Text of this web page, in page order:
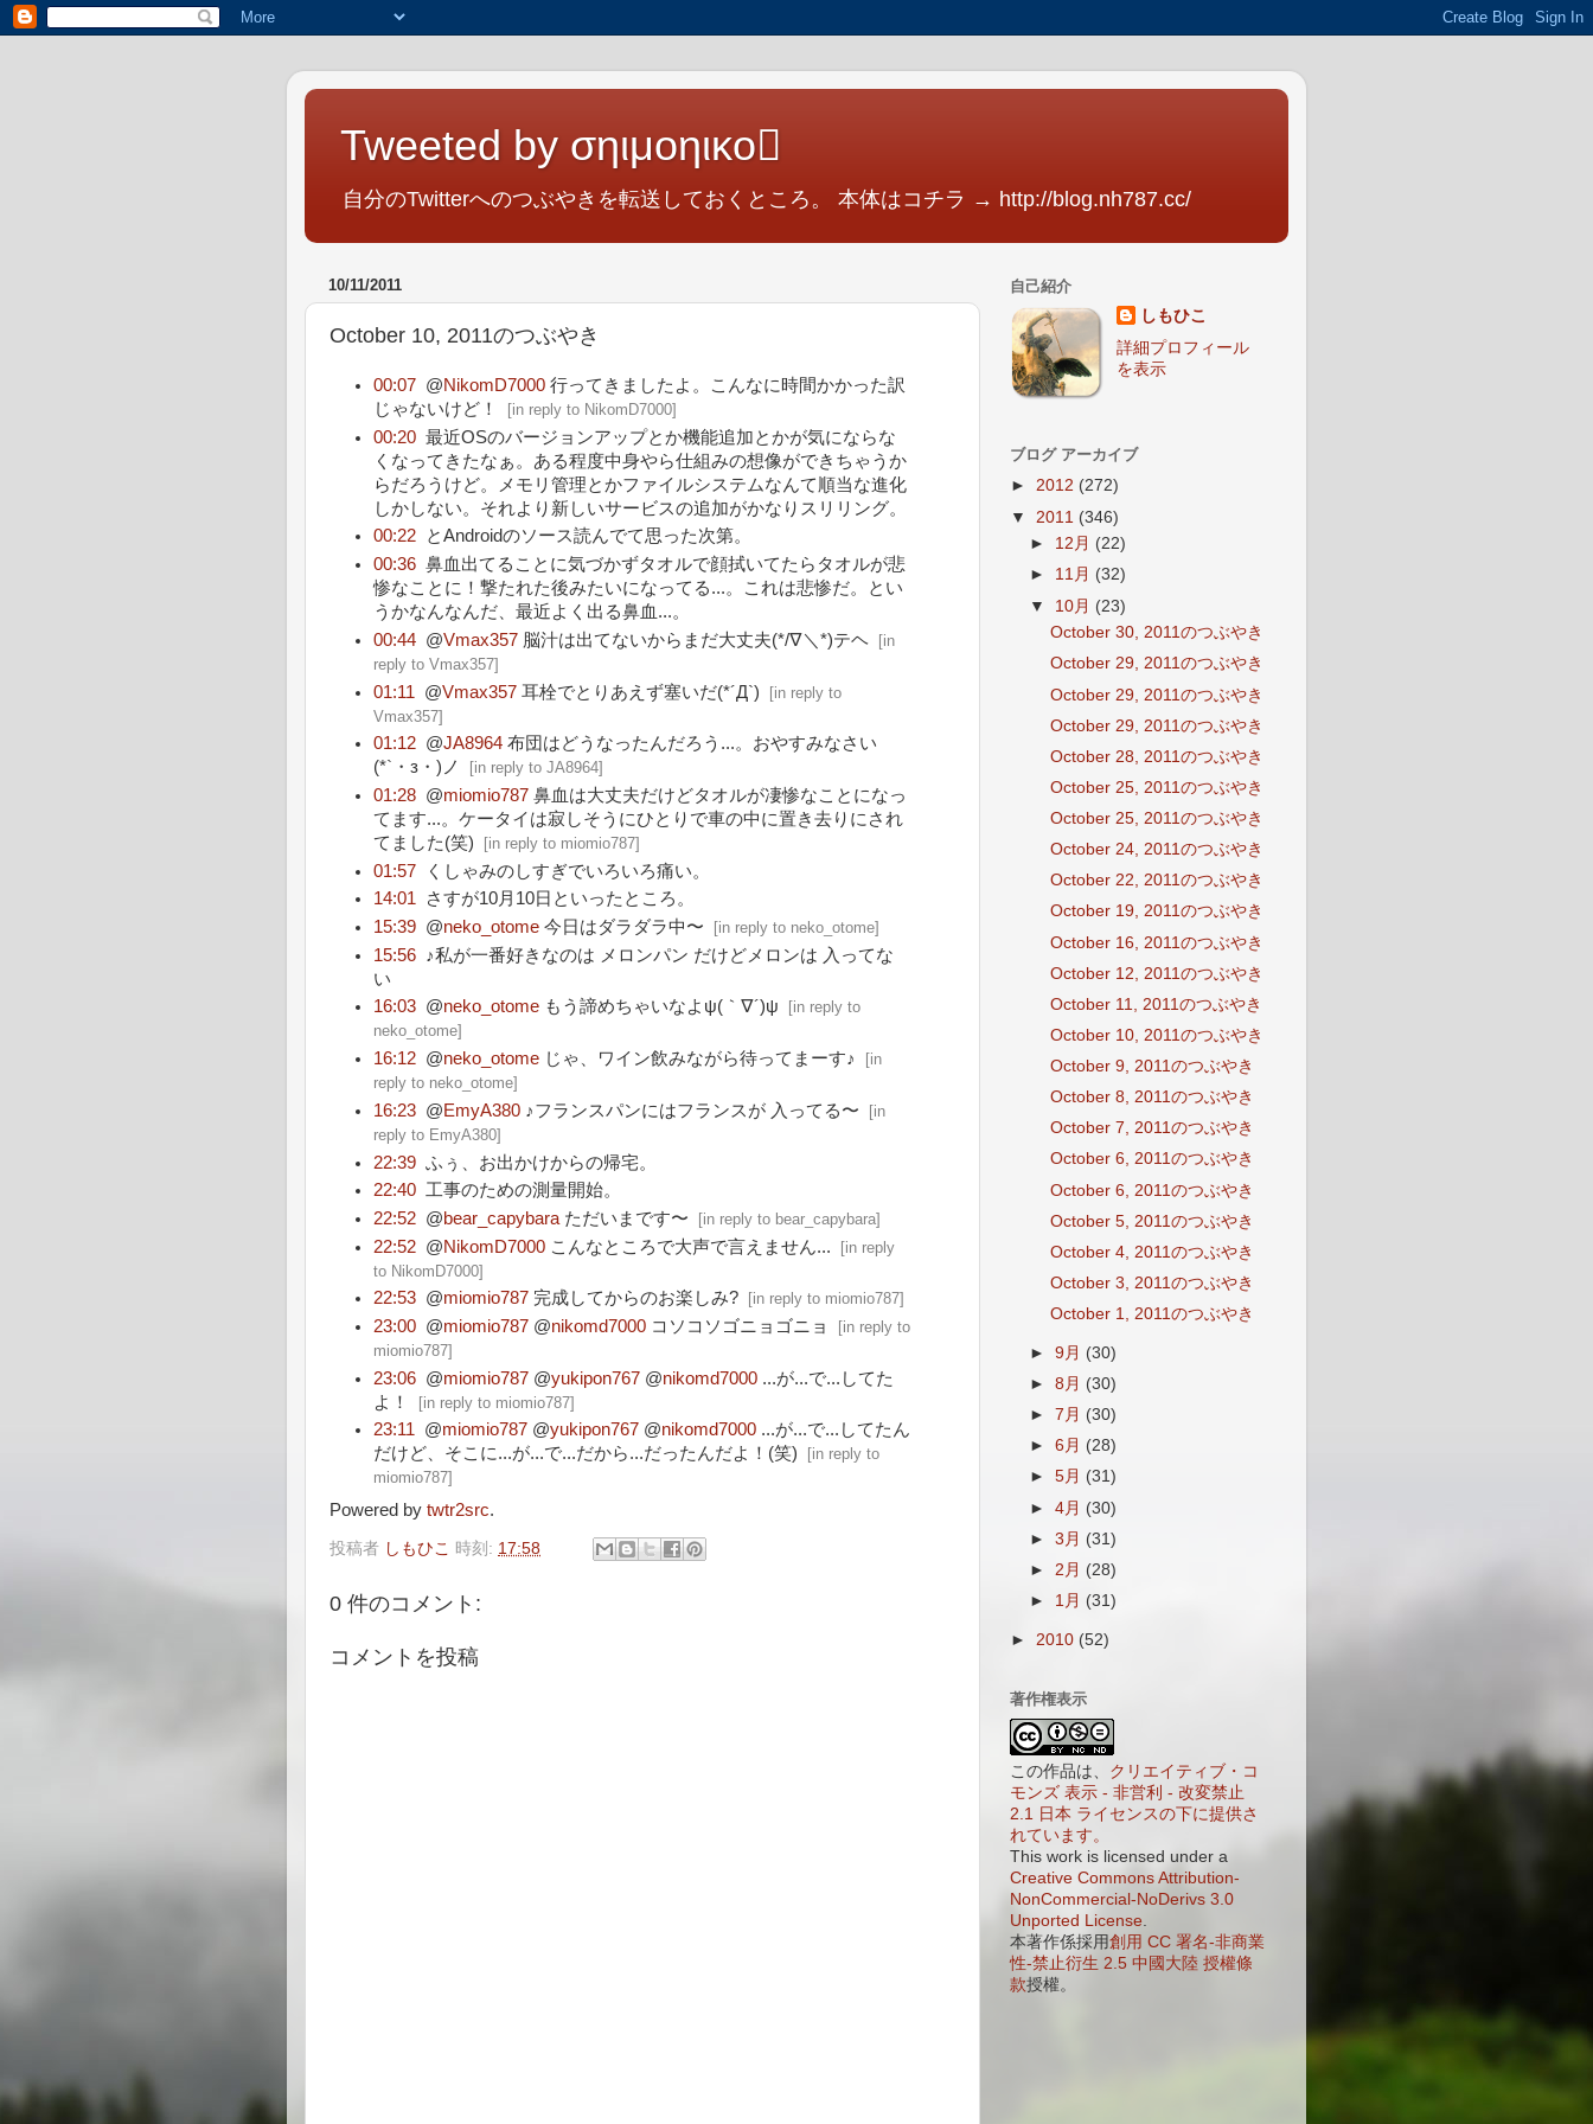
Tweeted by σηιμοηικο
自分のTwitterへのつぶやきを転送しておくところ。 本体はコチラ → http://blog.nh787.cc/
10/11/2011
October 10, 2011のつぶやき
00:07 @NikomD7000 行ってきましたよ。こんなに時間かかった訳
じゃないけど！
[in reply to NikomD7000]
00:20 最近OSのバージョンアップとか機能追加とかが気にならな
くなってきたなぁ。ある程度中身やら仕組みの想像ができちゃうか
らだろうけど。メモリ管理とかファイルシステムなんて順当な進化
しかしない。それより新しいサービスの追加がかなりスリリング。
00:22
とAndroidのソース読んでて思った次第。
00:36 鼻血出てることに気づかずタオルで顔拭いてたらタオルが悲
惨なことに！撃たれた後みたいになってる...。これは悲惨だ。とい
うかなんなんだ、最近よく出る鼻血...。
00:44 @Vmax357 脳汁は出てないからまだ大丈夫(*/∇＼*)テヘ [in
reply to Vmax357]
01:11 @Vmax357 耳栓でとりあえず塞いだ(*´Д`) [in reply to
Vmax357]
01:12 @JA8964 布団はどうなったんだろう...。おやすみなさい
(*`・з・)ノ
[in reply to JA8964]
01:28 @miomio787 鼻血は大丈夫だけどタオルが凄惨なことになっ
てます...。ケータイは寂しそうにひとりで車の中に置き去りにされ
てました(笑) [in reply to miomio787]
01:57
くしゃみのしすぎでいろいろ痛い。
14:01
さすが10月10日といったところ。
15:39 @neko_otome 今日はダラダラ中〜 [in reply to neko_otome]
15:56 ♪私が一番好きなのは メロンパン だけどメロンは 入ってな
い
16:03 @neko_otome もう諦めちゃいなよψ(｀∇´)ψ [in reply to
neko_otome]
16:12 @neko_otome じゃ、ワイン飲みながら待ってまーす♪ [in
reply to neko_otome]
16:23 @EmyA380 ♪フランスパンにはフランスが 入ってる〜 [in
reply to EmyA380]
22:39 ふぅ、お出かけからの帰宅。
22:40 工事のための測量開始。
22:52 @bear_capybara ただいまです〜 [in reply to bear_capybara]
22:52 @NikomD7000 こんなところで大声で言えません... [in reply
to NikomD7000]
22:53 @miomio787 完成してからのお楽しみ? [in reply to miomio787]
23:00 @miomio787 @nikomd7000 コソコソゴニョゴニョ [in reply to
miomio787]
23:06 @miomio787 @yukipon767 @nikomd7000 ...が...で...してた
よ！
[in reply to miomio787]
23:11 @miomio787 @yukipon767 @nikomd7000 ...が...で...してたん
だけど、そこに...が...で...だから...だったんだよ！(笑) [in reply to
miomio787]
Powered by twtr2src.
投稿者 しもひこ 時刻: 17:58
0 件のコメント:
コメントを投稿
自己紹介
しもひこ
詳細プロフィール
を表示
ブログ アーカイブ
► 2012 (272)
▼ 2011 (346)
► 12月 (22)
► 11月 (32)
▼ 10月 (23)
October 30, 2011のつぶやき
October 29, 2011のつぶやき
October 29, 2011のつぶやき
October 29, 2011のつぶやき
October 28, 2011のつぶやき
October 25, 2011のつぶやき
October 25, 2011のつぶやき
October 24, 2011のつぶやき
October 22, 2011のつぶやき
October 19, 2011のつぶやき
October 16, 2011のつぶやき
October 12, 2011のつぶやき
October 11, 2011のつぶやき
October 10, 2011のつぶやき
October 9, 2011のつぶやき
October 8, 2011のつぶやき
October 7, 2011のつぶやき
October 6, 2011のつぶやき
October 6, 2011のつぶやき
October 5, 2011のつぶやき
October 4, 2011のつぶやき
October 3, 2011のつぶやき
October 1, 2011のつぶやき
►9月 (30)
►8月 (30)
►7月 (30)
►6月 (28)
►5月 (31)
►4月 (30)
►3月 (31)
► 2月 (28)
► 1月 (31)
► 2010 (52)
著作権表示
この作品は、 クリエイティブ・コ
モンズ 表示 - 非営利 - 改変禁止
2.1 日本 ライセンスの下に提供さ
れています。
This work is licensed under a
Creative Commons Attribution-
NonCommercial-NoDerivs 3.0
Unported License
本著作係採用創用 CC 署名-非商業
性-禁止衍生 2.5 中國大陸 授權條
款授權。